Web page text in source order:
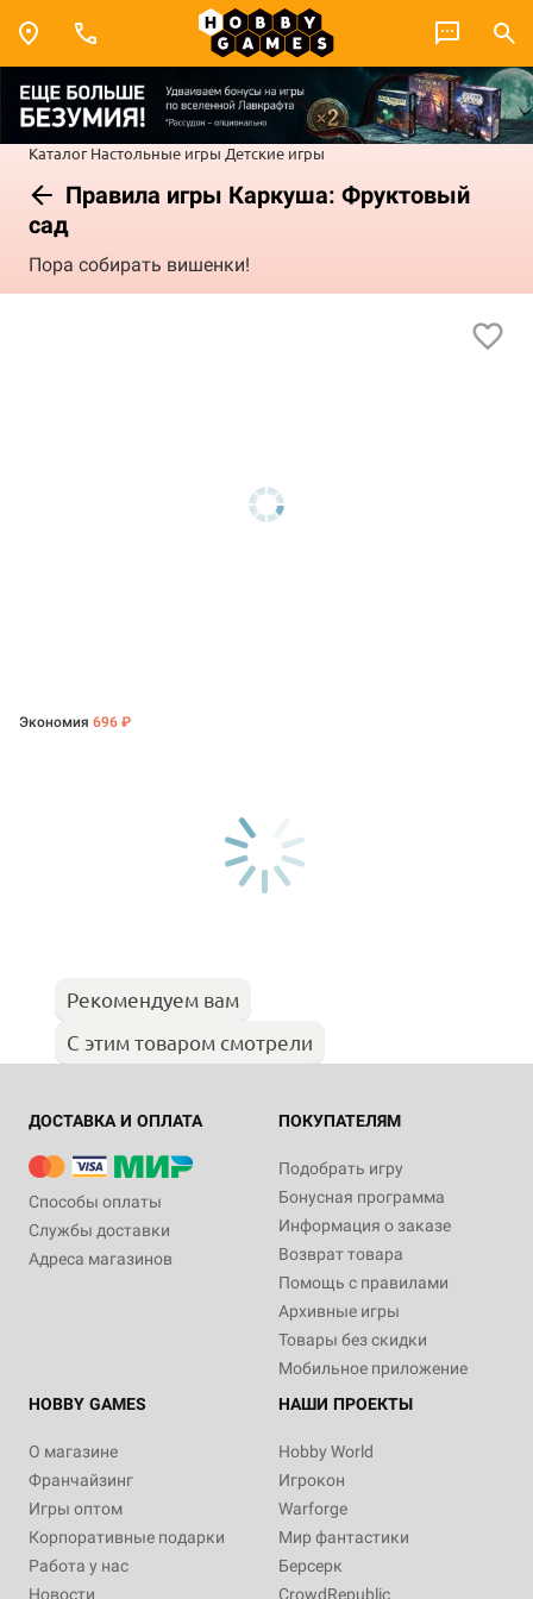
Каталог Настольные игры Детские игры
Правила игры Каркуша: Фруктовый
сад
Пора собирать вишенки!
Экономия 696 ₽
Рекомендуем вам
С этим товаром смотрели
ДОСТАВКА И ОПЛАТА
Способы оплаты
Службы доставки
Адреса магазинов
ПОКУПАТЕЛЯМ
Подобрать игру
Бонусная программа
Информация о заказе
Возврат товара
Помощь с правилами
Архивные игры
Товары без скидки
Мобильное приложение
HOBBY GAMES
О магазине
Франчайзинг
Игры оптом
Корпоративные подарки
Работа у нас
Новости
НАШИ ПРОЕКТЫ
Hobby World
Игрокон
Warforge
Мир фантастики
Берсерк
CrowdRepublic